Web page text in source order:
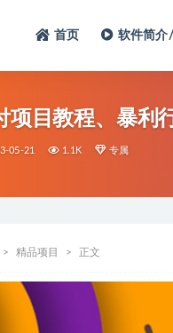
首页 软件简介
项目教程、暴利
05-21 1.1K 专属
精品项目 正文